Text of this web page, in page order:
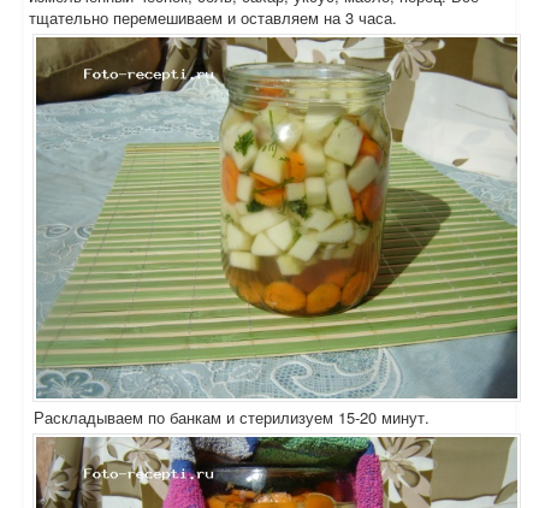
тщательно перемешиваем и оставляем на 3 часа.
Раскладываем по банкам и стерилизуем 15-20 минут.